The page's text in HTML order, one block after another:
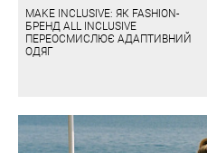
MAKE INCLUSIVE: ЯК FASHION-
БРЕНД ALL INCLUSIVE
ПЕРЕОСМИСЛЮЄ АДАПТИВНИЙ
ОДЯГ